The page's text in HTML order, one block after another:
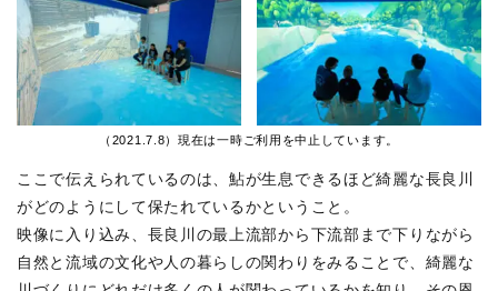
（2021.7.8）現在は一時ご利用を中止しています。
ここで伝えられているのは、鮎が生息できるほど綺麗な長良川
がどのようにして保たれているかということ。
映像に入り込み、長良川の最上流部から下流部まで下りながら
自然と流域の文化や人の暮らしの関わりをみることで、綺麗な